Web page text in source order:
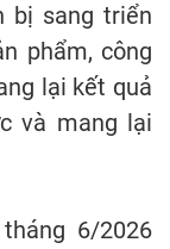
bị sang triển
phẩm, công
lại kết quả
và mang lại
6/2026